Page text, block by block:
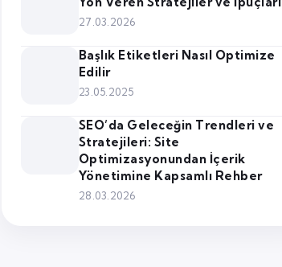
27.03.2026
Başlık Etiketleri Nasıl Optimize
Edilir
23.05.2025
SEO’da Geleceğin Trendleri ve
Stratejileri: Site
Optimizasyonundan İçerik
Yönetimine Kapsamlı Rehber
28.03.2026